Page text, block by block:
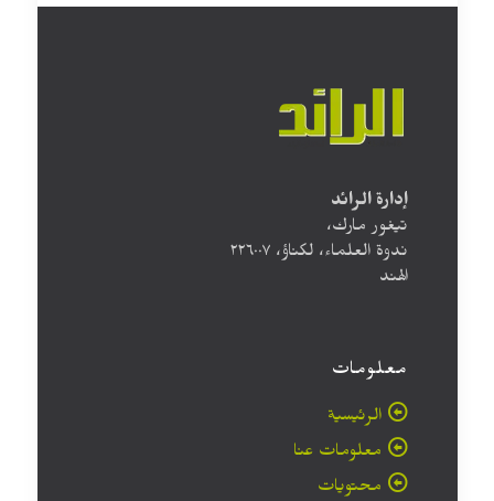
إدارة الرائد
تيغور مارك،
ندوة العلماء، لكناؤ، ۲۲٦۰۰۷
الهند
معلومات
الرئيسية
معلومات عنا
محتويات